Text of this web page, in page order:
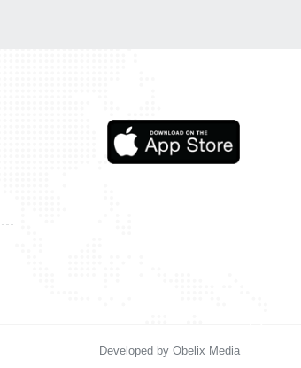
Developed by Obelix Media